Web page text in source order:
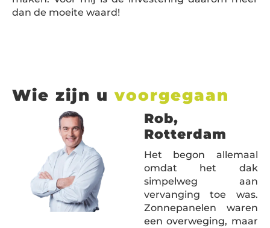
dan de moeite waard!
Wie zijn u voorgegaan
Rob,
Rotterdam
Het begon allemaal
omdat het dak
simpelweg aan
vervanging toe was.
Zonnepanelen waren
een overweging, maar